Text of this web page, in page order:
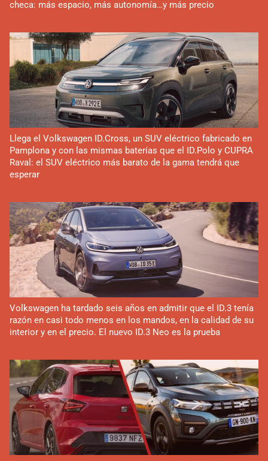
checa: más espacio, más autonomía…y más precio
Llega el Volkswagen ID.Cross, un SUV eléctrico fabricado en
Pamplona y con las mismas baterías que el ID.Polo y CUPRA
Raval: el SUV eléctrico más barato de la gama tendrá que
esperar
Volkswagen ha tardado seis años en admitir que el ID.3 tenía
razón en casi todo menos en los mandos, en la calidad de su
interior y en el precio. El nuevo ID.3 Neo es la prueba